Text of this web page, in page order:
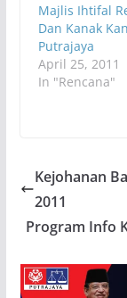
Majlis Ihtifal
Dan Kanak
Putrajaya
April 25, 2011
In "Rencana"
Kejohanan
2011
Program Info